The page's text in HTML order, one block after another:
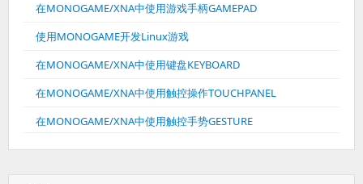
在MONOGAME/XNA中使用游戏手柄GAMEPAD
使用MONOGAME开发Linux游戏
在MONOGAME/XNA中使用键盘KEYBOARD
在MONOGAME/XNA中使用触控操作TOUCHPANEL
在MONOGAME/XNA中使用触控手势GESTURE